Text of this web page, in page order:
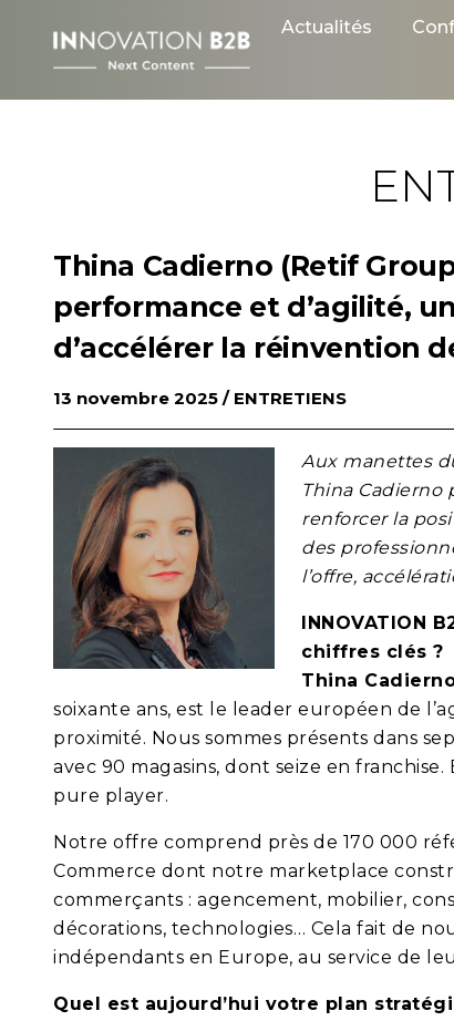
Actualités
Thina Cadierno (Retif
performance et d’agilité,
d’accélérer la réinvention
13 novembre 2025 / ENTRETIENS
Aux manettes
Thina
renforcer la
des
l’offre,
INNOVATION
chiffres clés ?
Thina
soixante ans, est le leader européen de
proximité. Nous sommes présents dans
avec 90 magasins, dont seize en
pure player.
Notre offre comprend près de 170 000
Commerce dont notre marketplace
commerçants : agencement, mobilier,
décorations, technologies… Cela fait de
indépendants en Europe, au service de
Quel est aujourd’hui votre plan